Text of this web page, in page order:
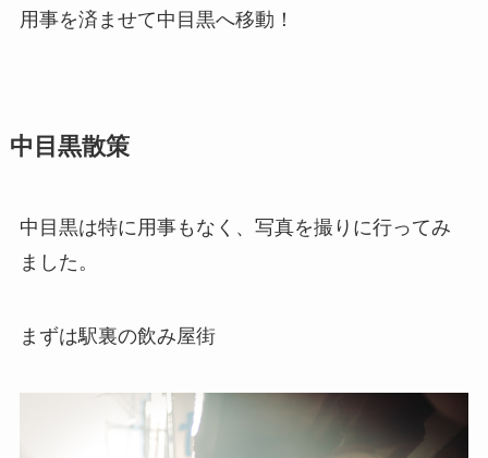
用事を済ませて中目黒へ移動！
中目黒散策
中目黒は特に用事もなく、写真を撮りに行ってみ
ました。
まずは駅裏の飲み屋街